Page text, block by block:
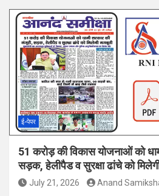
ई-पेपर
51 करोड़ की विकास योजनाओं को
सड़क, हेलीपैड व सुरक्षा ढांचे को
July 21, 2026 Anand